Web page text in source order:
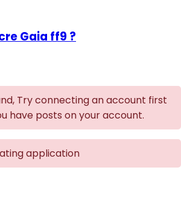
Gaia ff9 ?
Try connecting an account first
have posts on your account.
application